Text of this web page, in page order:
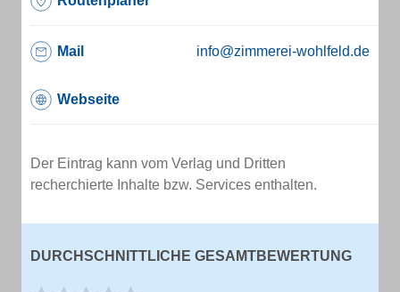
Mail info@zimmerei-wohlfeld.de
Webseite
Der Eintrag kann vom Verlag und Dritten
recherchierte Inhalte bzw. Services enthalten.
DURCHSCHNITTLICHE GESAMTBEWERTUNG